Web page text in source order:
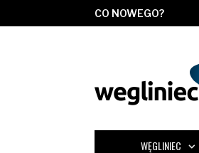
CO NOWEGO?
WĘGLINIEC